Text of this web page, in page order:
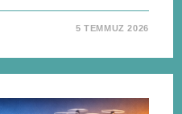
5 TEMMUZ 2026